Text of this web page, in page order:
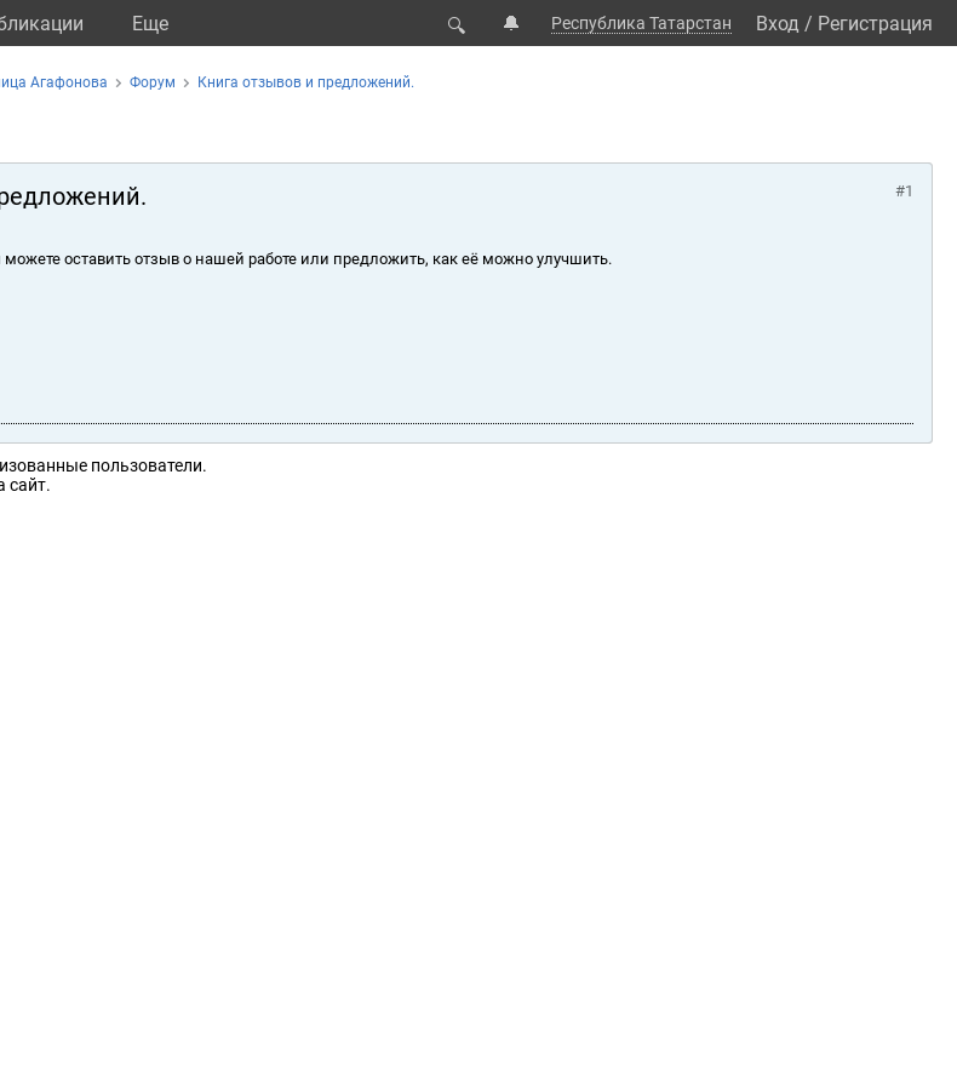
Eще 🔍 🔔 Республика Татарстан Вход / Регистрация
Агафонова Форум Книга отзывов и предложений.
#1
можете оставить отзыв о нашей работе или предложить, как её можно улучшить.
пользователи.
сайт.